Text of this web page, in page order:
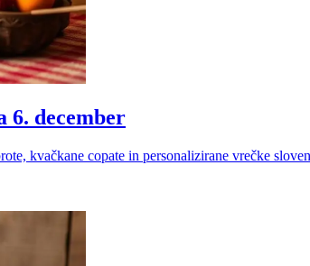
6. december
kvačkane copate in personalizirane vrečke